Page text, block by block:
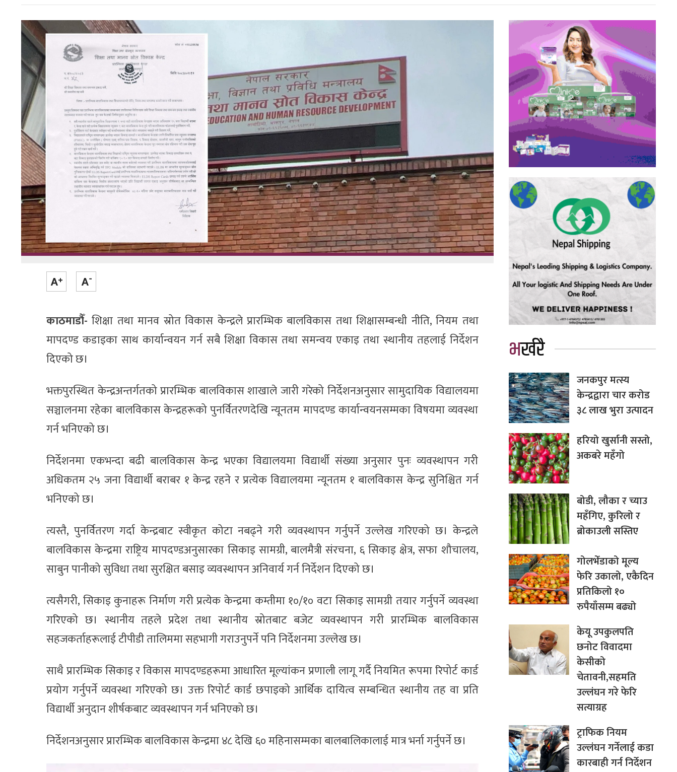
काठमाडौँ-शिक्षा तथा मानव स्रोत विकास केन्द्रले प्रारम्भिक बालविकास तथा शिक्षासम्बन्धी नीति, नियम तथा
मापदण्ड कडाइका साथ कार्यान्वयन गर्न सबै शिक्षा विकास तथा समन्वय एकाइ तथा स्थानीय तहलाई निर्देशन
दिएको छ।
भक्तपुरस्थित केन्द्रअन्तर्गतको प्रारम्भिक बालविकास शाखाले जारी गरेको निर्देशनअनुसार सामुदायिक विद्यालयमा
सञ्चालनमा रहेका बालविकास केन्द्रहरूको पुनर्वितरणदेखि न्यूनतम मापदण्ड कार्यान्वयनसम्मका विषयमा व्यवस्था
गर्न भनिएको छ।
निर्देशनमा एकभन्दा बढी बालविकास केन्द्र भएका विद्यालयमा विद्यार्थी संख्या अनुसार पुनः व्यवस्थापन गरी
अधिकतम २५ जना विद्यार्थी बराबर १ केन्द्र रहने र प्रत्येक विद्यालयमा न्यूनतम १ बालविकास केन्द्र सुनिश्चित गर्न
भनिएको छ।
त्यस्तै, पुनर्वितरण गर्दा केन्द्रबाट स्वीकृत कोटा नबढ्ने गरी व्यवस्थापन गर्नुपर्ने उल्लेख गरिएको छ। केन्द्रले
बालविकास केन्द्रमा राष्ट्रिय मापदण्डअनुसारका सिकाइ सामग्री, बालमैत्री संरचना, ६ सिकाइ क्षेत्र, सफा शौचालय,
साबुन पानीको सुविधा तथा सुरक्षित बसाइ व्यवस्थापन अनिवार्य गर्न निर्देशन दिएको छ।
त्यसैगरी, सिकाइ कुनाहरू निर्माण गरी प्रत्येक केन्द्रमा कम्तीमा १०/१० वटा सिकाइ सामग्री तयार गर्नुपर्ने व्यवस्था
गरिएको छ। स्थानीय तहले प्रदेश तथा स्थानीय स्रोतबाट बजेट व्यवस्थापन गरी प्रारम्भिक बालविकास
सहजकर्ताहरूलाई टीपीडी तालिममा सहभागी गराउनुपर्ने पनि निर्देशनमा उल्लेख छ।
साथै प्रारम्भिक सिकाइ र विकास मापदण्डहरूमा आधारित मूल्यांकन प्रणाली लागू गर्दै नियमित रूपमा रिपोर्ट कार्ड
प्रयोग गर्नुपर्ने व्यवस्था गरिएको छ। उक्त रिपोर्ट कार्ड छपाइको आर्थिक दायित्व सम्बन्धित स्थानीय तह वा प्रति
विद्यार्थी अनुदान शीर्षकबाट व्यवस्थापन गर्न भनिएको छ।
निर्देशनअनुसार प्रारम्भिक बालविकास केन्द्रमा ४८ देखि ६० महिनासम्मका बालबालिकालाई मात्र भर्ना गर्नुपर्ने छ।
भर्खरै
जनकपुर मत्स्य
केन्द्रद्वारा चार करोड
३८ लाख भुरा उत्पादन
हरियो खुर्सानी सस्तो,
अकबरे महँगो
बोडी, लौका र च्याउ
महँगिए, कुरिलो र
ब्रोकाउली सस्तिए
गोलभेँडाको मूल्य
फेरि उकालो, एकैदिन
प्रतिकिलो १०
रुपैयाँसम्म बढ्यो
केयू उपकुलपति
छनोट विवादमा
केसीको
चेतावनी,सहमति
उल्लंघन गरे फेरि
सत्याग्रह
ट्राफिक नियम
उल्लंघन गर्नेलाई कडा
कारबाही गर्न निर्देशन